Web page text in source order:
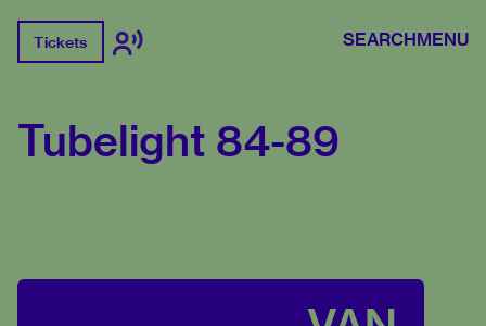
Tickets SEARCHMENU
Tubelight 84-89